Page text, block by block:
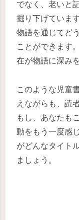
でなく、老いと
掘り下げていま
物語を通じてど
ことができます
在が物語に深み
このような児童
えながらも、読
もし、あなたも
動をもう一度感
がどんなタイト
ましょう。